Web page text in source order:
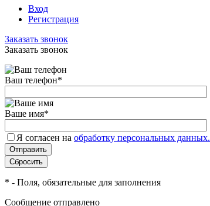
Вход
Регистрация
Заказать звонок
Заказать звонок
Ваш телефон*
Ваше имя*
Я согласен на обработку персональных данных.
* - Поля, обязательные для заполнения
Сообщение отправлено